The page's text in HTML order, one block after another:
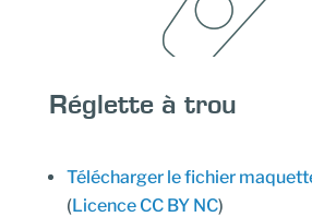
Réglette à trou
Télécharger le fichier
(Licence CC BY NC)